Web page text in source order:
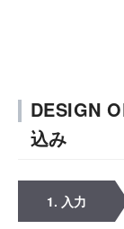
DESIGN
込み
1. 入力